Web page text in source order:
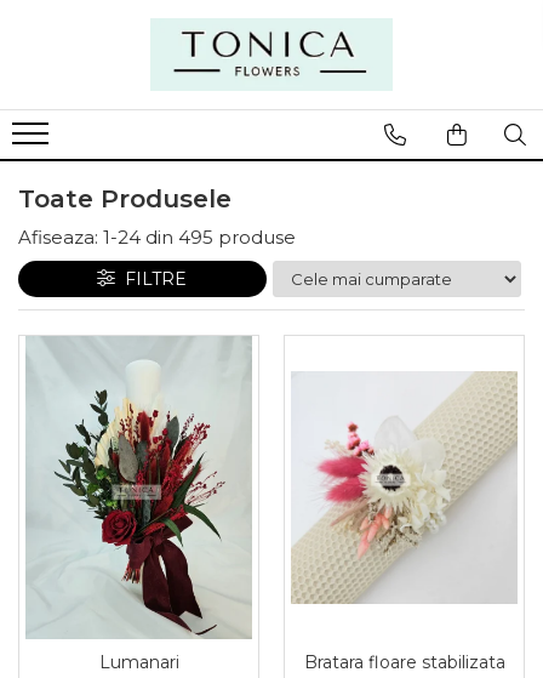
Toate Produsele
Afiseaza: 1-24 din 495 produse
FILTRE
Lumanari
Bratara floare stabilizata